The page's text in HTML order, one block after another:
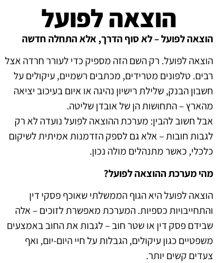
הוצאה לפועל
הוצאה לפועל – לא סוף הדרך, אלא התחלה חדשה
הוצאה לפועל. רק השם הזה מספיק כדי לעורר חרדה אצל
רבים. טלפונים מטרידים, מכתבים רשמיים, עיקולים על
חשבון הבנק, שלילת רישיון נהיגה או איום בעיכוב יציאה
מהארץ – התחושות הן של אובדן שליטה.
אבל חשוב להבין: מערכת ההוצאה לפועל נועדה לא רק
לגבות חובות – אלא גם לספק הזדמנות אמיתית לשיקום
כלכלי, כאשר מתנהלים מולה נכון.
מהי מערכת ההוצאה לפועל?
הוצאה לפועל היא הגוף הממשלתי שאוכף פסקי דין
והתחייבויות כספיות. המערכת מאפשרת לזוכים – אלה
שבידם פסק דין או שטר חוב – לגבות את החוב באמצעים
משפטיים כגון עיקולים, הגבלות על חיי היום-יום, ואף
צעדים קשים יותר.